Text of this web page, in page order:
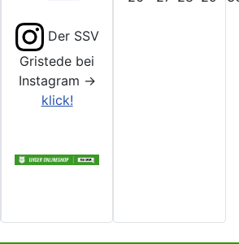
Der SSV
Gristede bei
Instagram ->
klick!